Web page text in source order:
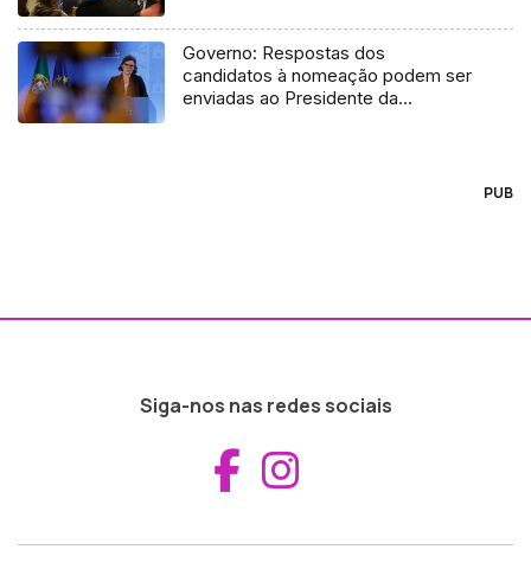
Governo: Respostas dos
candidatos à nomeação podem ser
enviadas ao Presidente da
PUB
Siga-nos nas redes sociais
Aceder ao